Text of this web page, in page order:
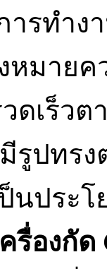
รทำง
งหมาย
ดเร็ว
รูปทร
นประ
ครื่องกัด